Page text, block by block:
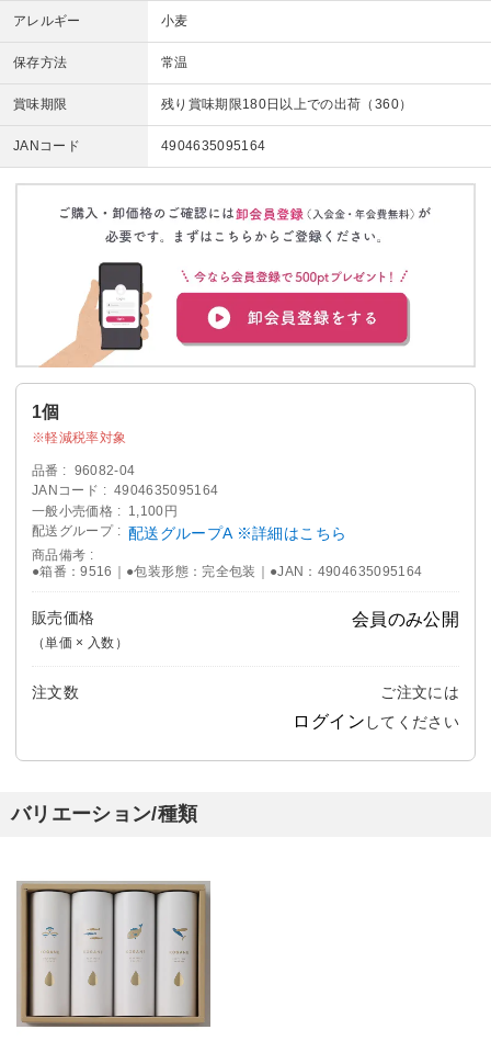
アレルギー 小麦
保存方法 常温
賞味期限 残り賞味期限180日以上での出荷（360）
JANコード 4904635095164
1個
軽減税率対象
品番
96082-04
JANコード
4904635095164
一般小売価格
1,100円
配送グループ
配送グループA ※詳細はこちら
商品備考
●箱番：9516｜●包装形態：完全包装｜●JAN：4904635095164
販売価格
（単価 × 入数）
会員のみ公開
注文数 ご注文には
ログイン してください
バリエーション/種類